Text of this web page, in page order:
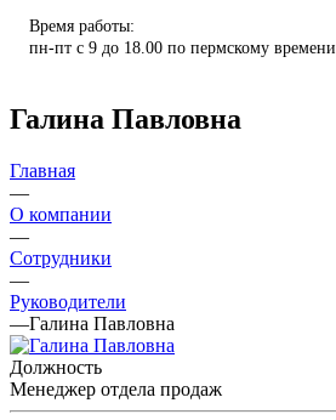
Время работы:
пн-пт с 9 до 18.00 по пермскому времени
Галина Павловна
Главная
—
О компании
—
Сотрудники
—
Руководители
—Галина Павловна
Должность
Менеджер отдела продаж